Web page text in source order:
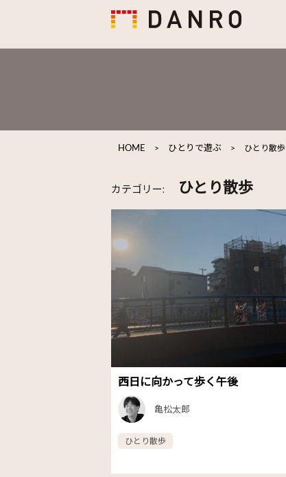
HOME > ひとりで遊ぶ > ひとり散歩
カテゴリー: ひとり散歩
西日に向かって歩く午後
亀松太郎
ひとり散歩